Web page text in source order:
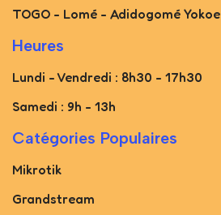
TOGO - Lomé - Adidogomé Yokoe
Heures
Lundi - Vendredi : 8h30 - 17h30
Samedi : 9h - 13h
Catégories Populaires
Mikrotik
Grandstream